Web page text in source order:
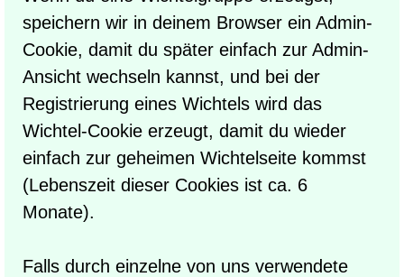
speichern wir in deinem Browser ein Admin-
Cookie, damit du später einfach zur Admin-
Ansicht wechseln kannst, und bei der
Registrierung eines Wichtels wird das
Wichtel-Cookie erzeugt, damit du wieder
einfach zur geheimen Wichtelseite kommst
(Lebenszeit dieser Cookies ist ca. 6
Monate).
Falls durch einzelne von uns verwendete